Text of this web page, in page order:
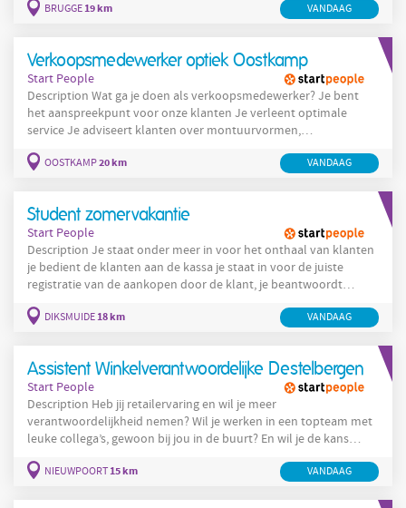
voornamelijk aanwezig op de sites van onze klanten. Je werkt
jouw aanwezigheid op de werkvloer ben je
BRUGGE19 km VANDAAG
Verkoopsmedewerker optiek Oostkamp
Start People
Description Wat ga je doen als verkoopsmedewerker? Je bent
het aanspreekpunt voor onze klanten Je verleent optimale
service Je adviseert klanten over montuurvormen,
winkel verlaat met het product dat perfect aansluit bij zijn
OOSTKAMP20 km VANDAAG
Student zomervakantie
Start People
Description Je staat onder meer in voor het onthaal van klanten
je bedient de klanten aan de kassa je staat in voor de juiste
registratie van de aankopen door de klant, je beantwoordt
verantwoordelijk voor enkele afdelingen zoals textiel en
van
DIKSMUIDE18 km VANDAAG
Assistent Winkelverantwoordelijke Destelbergen
Start People
Description Heb jij retailervaring en wil je meer
verantwoordelijkheid nemen? Wil je werken in een topteam met
leuke collega’s, gewoon bij jou in de buurt? En wil je de kans
organisatie ? Dan is de rol van assistent winkelverantwoordelijke
NIEUWPOORT15 km VANDAAG